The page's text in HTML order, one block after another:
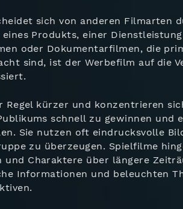
sich von anderen Filmarten
Produkts, einer
oder Dokumentarfilmen, die
sind, ist der Werbefilm auf die
Regel kürzer und konzentrieren
schnell zu gewinnen und
Sie nutzen oft eindrucksvolle
zu überzeugen. Spielfilme
und Charaktere über längere
Informationen und beleuchten